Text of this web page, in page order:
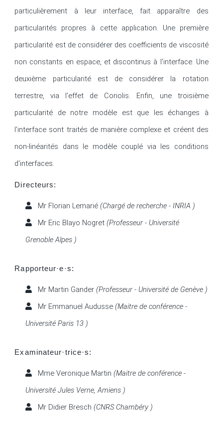
particulièrement à leur interface, fait apparaître des
particularités propres à cette application. Une première
particularité est de considérer des coefficients de viscosité
non constants en espace, et discontinus à l'interface. Une
deuxième particularité est de considérer la rotation
terrestre, via l'effet de Coriolis. Enfin, une troisième
particularité de notre modèle est que les échanges à
l'interface sont traités de manière complexe et créent des
non-linéarités dans le modèle couplé via les conditions
d'interfaces.
Directeurs:
Mr Florian Lemarié(Chargé de recherche - INRIA )
Mr Eric Blayo Nogret(Professeur - Université
Grenoble Alpes )
Rapporteur·e·s:
Mr Martin Gander(Professeur - Université de Genève )
Mr Emmanuel Audusse(Maitre de conférence -
Université Paris 13 )
Examinateur·trice·s:
Mme Veronique Martin(Maitre de conférence -
Université Jules Verne, Amiens )
Mr Didier Bresch(CNRS Chambéry )